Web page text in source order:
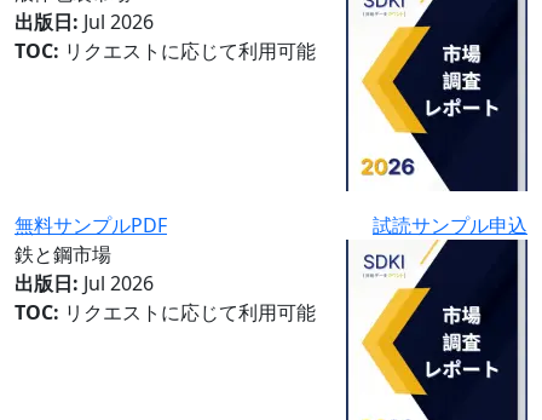
出版日: Jul 2026
TOC: リクエストに応じて利用可能
無料サンプルPDF
試読サンプル申込
鉄と鋼市場
出版日: Jul 2026
TOC: リクエストに応じて利用可能